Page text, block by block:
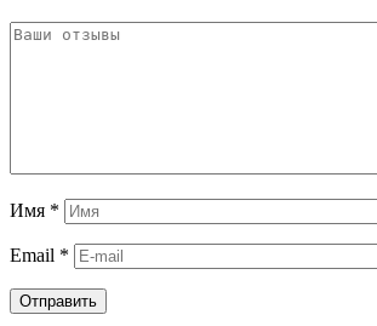
Имя *
Email *